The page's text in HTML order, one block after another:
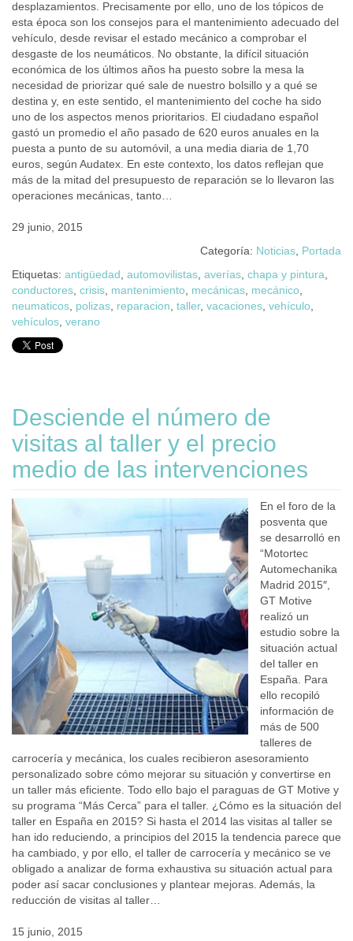
desplazamientos. Precisamente por ello, uno de los tópicos de
esta época son los consejos para el mantenimiento adecuado del
vehículo, desde revisar el estado mecánico a comprobar el
desgaste de los neumáticos. No obstante, la difícil situación
económica de los últimos años ha puesto sobre la mesa la
necesidad de priorizar qué sale de nuestro bolsillo y a qué se
destina y, en este sentido, el mantenimiento del coche ha sido
uno de los aspectos menos prioritarios. El ciudadano español
gastó un promedio el año pasado de 620 euros anuales en la
puesta a punto de su automóvil, a una media diaria de 1,70
euros, según Audatex. En este contexto, los datos reflejan que
más de la mitad del presupuesto de reparación se lo llevaron las
operaciones mecánicas, tanto…
29 junio, 2015
Categoría: Noticias Portada
Etiquetas: antigüedad automovilistas averías chapa y pintura
conductores crisis mantenimiento mecánicas mecánico
neumaticos polizas reparacion taller, vacaciones vehículo
vehículos verano
Desciende el número de
visitas al taller y el precio
medio de las intervenciones
En el foro de la
posventa que
se desarrolló en
“Motortec
Automechanika
Madrid 2015″,
GT Motive
realizó un
estudio sobre la
situación actual
del taller en
España. Para
ello recopiló
información de
más de 500
talleres de
carrocería y mecánica, los cuales recibieron asesoramiento
personalizado sobre cómo mejorar su situación y convertirse en
un taller más eficiente. Todo ello bajo el paraguas de GT Motive y
su programa “Más Cerca” para el taller. ¿Cómo es la situación del
taller en España en 2015? Si hasta el 2014 las visitas al taller se
han ido reduciendo, a principios del 2015 la tendencia parece que
ha cambiado, y por ello, el taller de carrocería y mecánico se ve
obligado a analizar de forma exhaustiva su situación actual para
poder así sacar conclusiones y plantear mejoras. Además, la
reducción de visitas al taller…
15 junio, 2015